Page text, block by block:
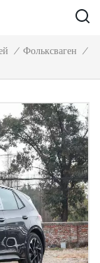
/ Фольксваген /